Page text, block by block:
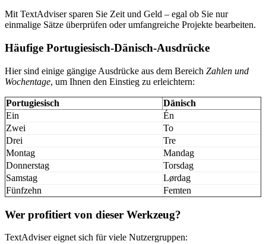
Mit TextAdviser sparen Sie Zeit und Geld – egal ob Sie nur
einmalige Sätze überprüfen oder umfangreiche Projekte bearbeiten.
Häufige Portugiesisch-Dänisch-Ausdrücke
Hier sind einige gängige Ausdrücke aus dem Bereich Zahlen und
Wochentage, um Ihnen den Einstieg zu erleichtern:
Portugiesisch
Dänisch
Ein
Én
Zwei
To
Drei
Tre
Montag
Mandag
Donnerstag
Torsdag
Samstag
Lørdag
Fünfzehn
Femten
Wer profitiert von dieser Werkzeug?
TextAdviser eignet sich für viele Nutzergruppen: